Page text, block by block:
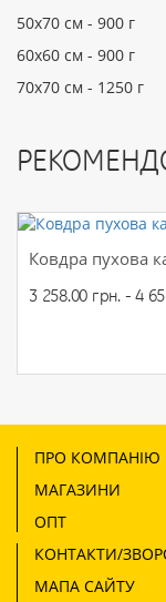
50х70 см - 900 г
60х60 см - 900 г
70х70 см - 1250 г
Ковдра пухова
3 258.00 грн. - 4
ПРО КОМПАНІЮ
МАГАЗИНИ
ОПТ
КОНТАКТИ/
МАПА САЙТУ